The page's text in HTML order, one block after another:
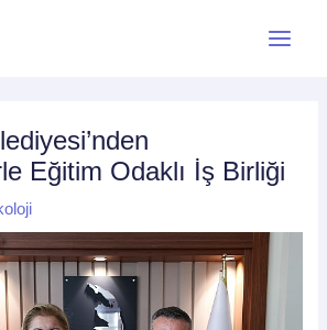
Eğitim Odaklı İş Birliği